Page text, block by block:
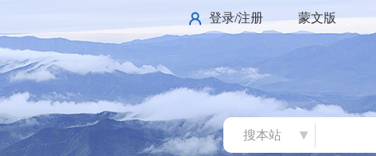
登录/注册 蒙文版
搜本站